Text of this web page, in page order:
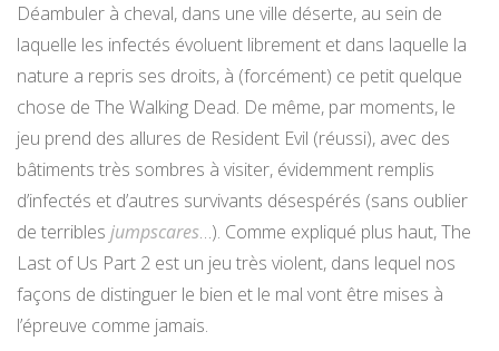
Déambuler à cheval, dans une ville déserte, au sein de
laquelle les infectés évoluent librement et dans laquelle la
nature a repris ses droits, à (forcément) ce petit quelque
chose de The Walking Dead. De même, par moments, le
jeu prend des allures de Resident Evil (réussi), avec des
bâtiments très sombres à visiter, évidemment remplis
d’infectés et d’autres survivants désespérés (sans oublier
de terribles jumpscares…). Comme expliqué plus haut, The
Last of Us Part 2 est un jeu très violent, dans lequel nos
façons de distinguer le bien et le mal vont être mises à
l’épreuve comme jamais.